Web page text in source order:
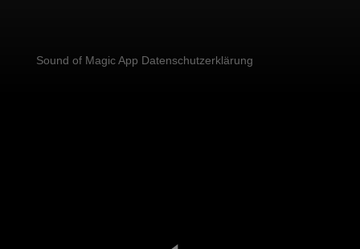
Sound of Magic App Datenschutzerklärung